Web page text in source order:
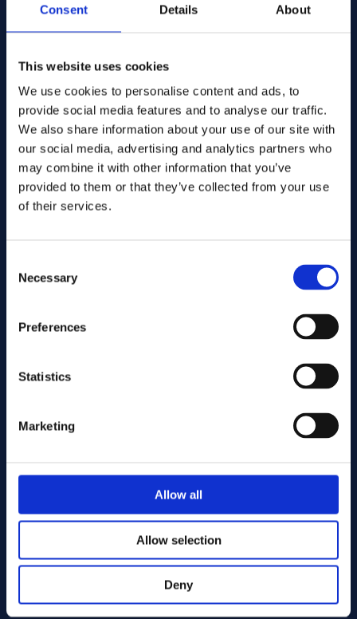
Consent Details About
This website uses cookies
We use cookies to personalise content and ads, to
provide social media features and to analyse our traffic.
We also share information about your use of our site with
our social media, advertising and analytics partners who
may combine it with other information that you’ve
provided to them or that they’ve collected from your use
of their services.
Selection
Necessary
Preferences
Statistics
Marketing
Allow all
Allow selection
Deny
Menge eingeben
Ihre Nachricht
Cutting services